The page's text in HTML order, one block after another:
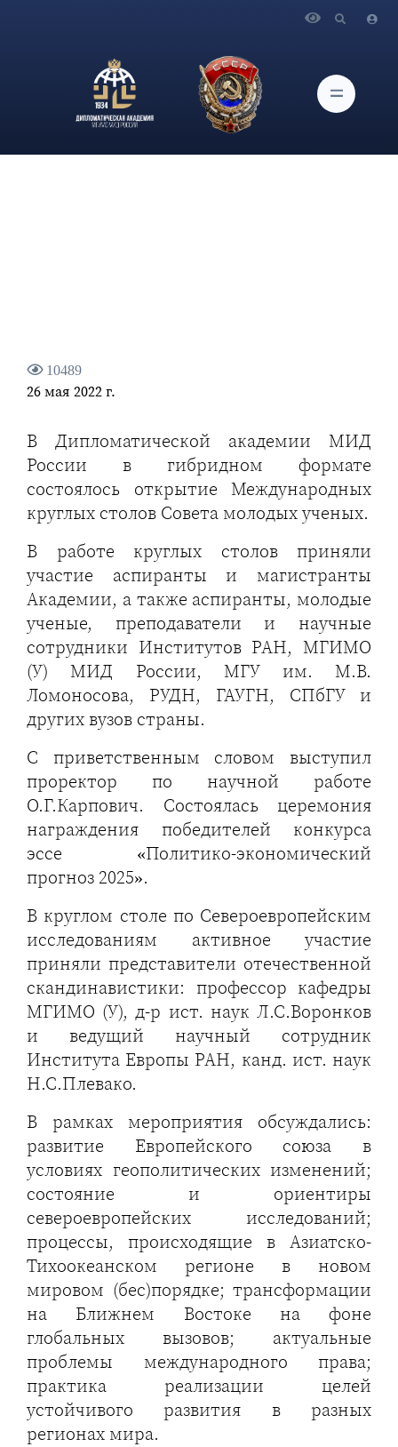
формате состоялось открытие Международных круглых
столов Совета молодых ученых
10489
26 мая 2022 г.
В Дипломатической академии МИД
России в гибридном формате
состоялось открытие Международных
круглых столов Совета молодых ученых.
В работе круглых столов приняли
участие аспиранты и магистранты
Академии, а также аспиранты, молодые
ученые, преподаватели и научные
сотрудники Институтов РАН, МГИМО
(У) МИД России, МГУ им. М.В.
Ломоносова, РУДН, ГАУГН, СПбГУ и
других вузов страны.
С приветственным словом выступил
проректор по научной работе
О.Г.Карпович. Состоялась церемония
награждения победителей конкурса
эссе «Политико-экономический
прогноз 2025».
В круглом столе по Североевропейским
исследованиям активное участие
приняли представители отечественной
скандинавистики: профессор кафедры
МГИМО (У), д-р ист. наук Л.С.Воронков
и ведущий научный сотрудник
Института Европы РАН, канд. ист. наук
Н.С.Плевако.
В рамках мероприятия обсуждались:
развитие Европейского союза в
условиях геополитических изменений;
состояние и ориентиры
североевропейских исследований;
процессы, происходящие в Азиатско-
Тихоокеанском регионе в новом
мировом (бес)порядке; трансформации
на Ближнем Востоке на фоне
глобальных вызовов; актуальные
проблемы международного права;
практика реализации целей
устойчивого развития в разных
регионах мира.